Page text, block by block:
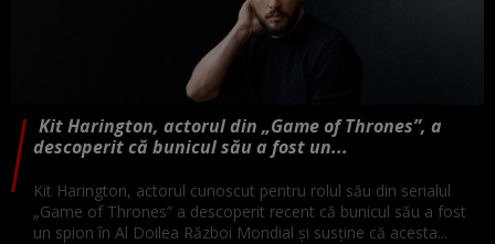
Kit Harington, actorul din „Game of Thrones”, a
descoperit că bunicul său a fost un...
Kit Harington, actorul cunoscut pentru rolul său din serialul
„Game of Thrones” a descoperit recent că bunicul său a fost
un spion în Al Doilea Război Mondial și susține că acesta...